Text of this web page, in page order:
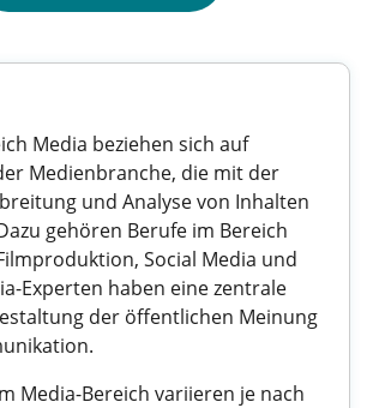
Media beziehen sich auf
Medienbranche, die mit der
und Analyse von Inhalten
gehören Berufe im Bereich
Social Media und
Experten haben eine zentrale
der öffentlichen Meinung
Media-Bereich variieren je nach